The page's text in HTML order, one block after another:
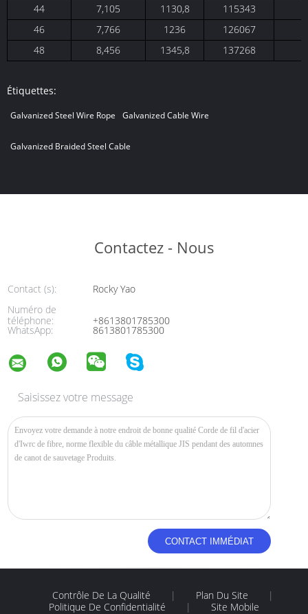
44
7,105 1130,8
115343
46
7,766 1236
126067
48
8,456 1345,8 137268
Étiquettes:
Galvanized Steel Wire Rope Galvanized Cable Wire
Galvanized Braided Steel Cable
Contactez - Nous
Contact (s):
Rocky Yao
Numéro de
téléphone:
+8613801785300
WhatsApp: 8613801785300
Saisissez votre message
Contrôle De La Qualité | Plan Du Site
|
Politique De Confidentialité
| Site Mobile